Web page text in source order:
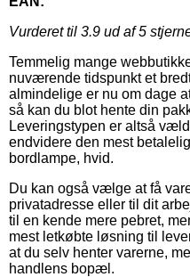
Vurderet til 3.9 ud af 5
Temmelig mange
nuværende tidspunkt et
almindelige er nu om dage
så kan du blot hente din
Leveringstypen er altså
endvidere den mest
bordlampe, hvid.
Du kan også vælge at få
privatadresse eller til dit
til en kende mere pebret,
mest letkøbte løsning til
at du selv henter varerne,
handlens bopæl.